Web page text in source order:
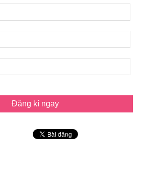
Đăng kí ngay